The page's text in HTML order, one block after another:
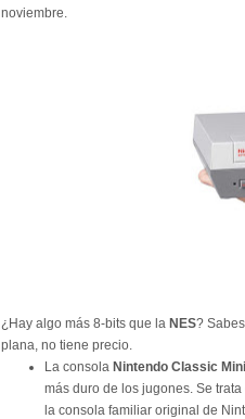
noviembre.
¿Hay algo más 8-bits que la NES?
plana, no tiene precio.
La consola Nintendo Classic
más duro de los jugones. Se
la consola familiar original de